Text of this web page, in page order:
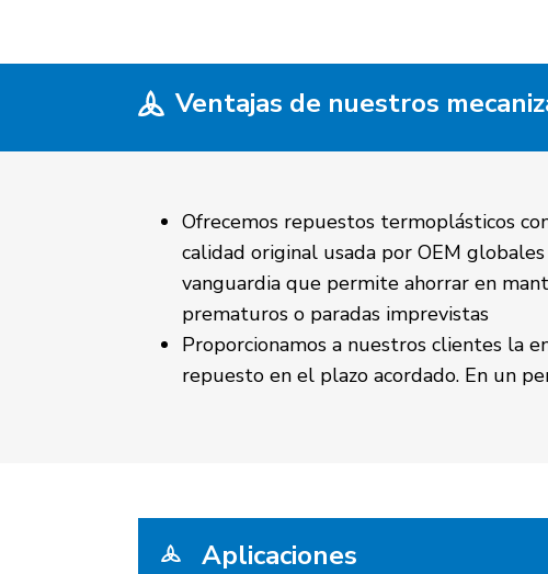
Ventajas de nuestros
Ofrecemos repuestos termoplásticos
calidad original usada por OEM
vanguardia que permite ahorrar en
prematuros o paradas imprevistas
Proporcionamos a nuestros clientes la
repuesto en el plazo acordado. En un
Aplicaciones